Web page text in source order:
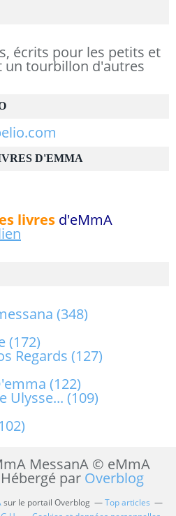
écrits pour les petits et
un tourbillon d'autres
(348)
(172)
Regards (127)
(122)
Ulysse... (109)
D'EMMA
livres d'eMmA
MessanA © eMmA
par Overblog
sur le portail Overblog
Top articles